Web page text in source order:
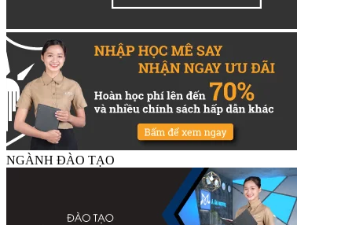
NGÀNH ĐÀO TẠO